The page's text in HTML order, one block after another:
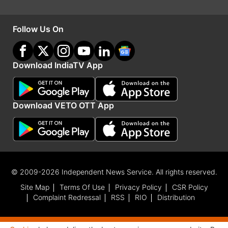
खनिजों से आता है और कंपनी इन धातुओं और खनिजों का
Follow Us On
Download IndiaTV App
Download VETO OTT App
© 2009-2026 Independent News Service. All rights reserved.
Site Map
Terms Of Use Privacy Policy
CSR Policy
Complaint Redressal
RSS RIO Distribution